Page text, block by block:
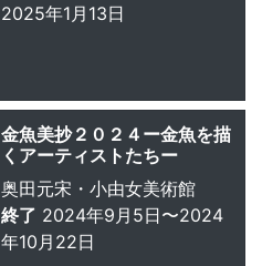
2025年1月13日
金魚美抄２０２４ー金魚を描
くアーティストたちー
奥田元宋・小由女美術館
終了 2024年9月5日〜2024
年10月22日